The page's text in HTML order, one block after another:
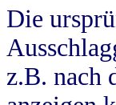
Die
z.B. nach